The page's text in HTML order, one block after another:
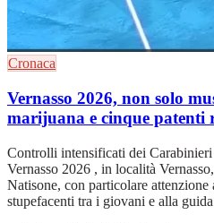
Cronaca
Vernasso 2026, non solo
marijuana e cinque patenti
Controlli intensificati dei Carabinieri
Vernasso 2026 , in località
Natisone, con particolare attenzione
stupefacenti tra i giovani e alla